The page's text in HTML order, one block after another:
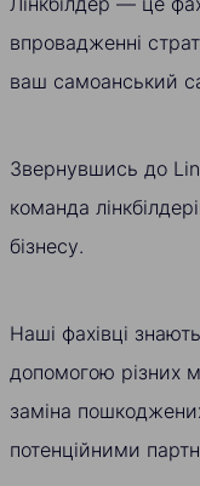
впровадженні
ваш самоанський
Звернувшись до
команда
бізнесу.
Наші фахівці
допомогою різних
заміна
потенційними